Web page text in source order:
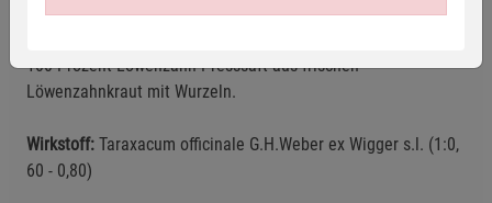
Zutaten
100 Prozent Löwenzahn-Presssaft aus frischen
Löwenzahnkraut mit Wurzeln.
Wirkstoff: Taraxacum officinale G.H.Weber ex Wigger s.l. (1:0,
60 - 0,80)